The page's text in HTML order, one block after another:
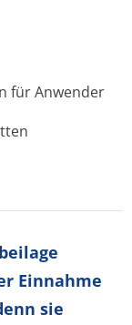
für Anwender
Einnahme
sie